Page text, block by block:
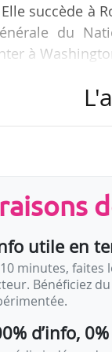
succède à
du
à
de
le
utile en
minutes, faites
Bénéficiez
d’info,